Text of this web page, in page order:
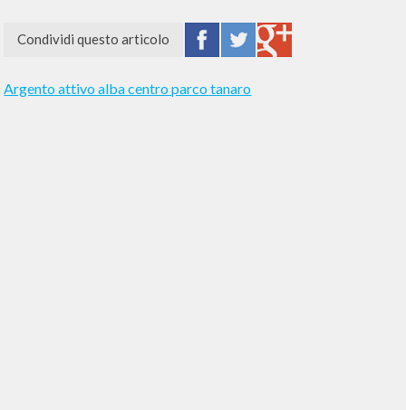
Condividi questo articolo
Argento attivo alba centro parco tanaro